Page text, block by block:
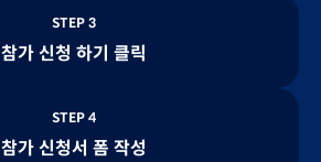
STEP 3
참가 신청 하기 클릭
STEP 4
참가 신청서 폼 작성